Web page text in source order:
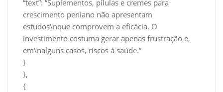
“text”: “Suplementos, pílulas e cremes para
crescimento peniano não apresentam
estudos\nque comprovem a eficácia. O
investimento costuma gerar apenas frustração e,
em\nalguns casos, riscos à saúde.”
}
},
{